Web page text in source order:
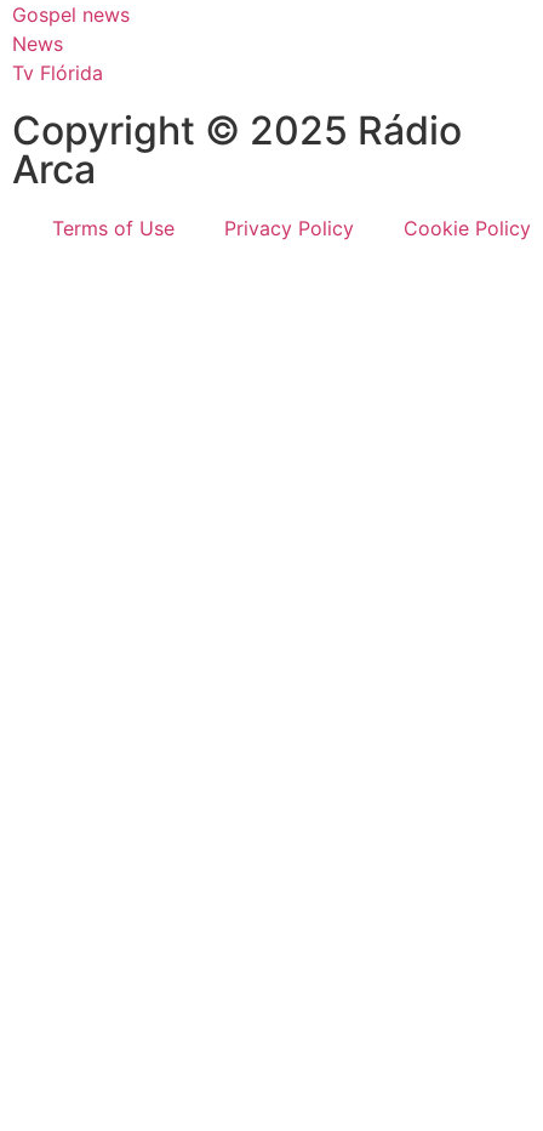
Gospel news
News
Tv Flórida
Copyright © 2025 Rádio
Arca
Terms of Use Privacy Policy Cookie Policy